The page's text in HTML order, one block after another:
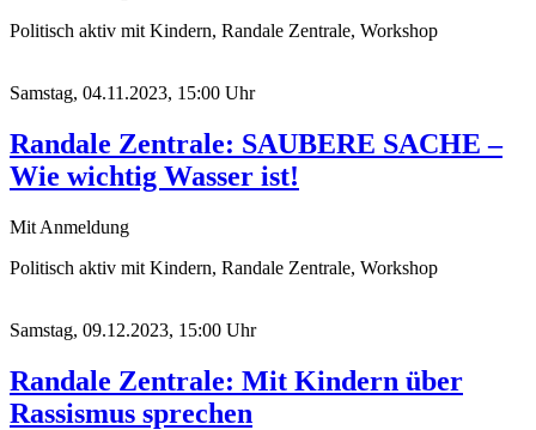
Politisch aktiv mit Kindern, Randale Zentrale, Workshop
Samstag, 04.11.2023, 15:00 Uhr
Randale Zentrale: SAUBERE SACHE –
Wie wichtig Wasser ist!
Mit Anmeldung
Politisch aktiv mit Kindern, Randale Zentrale, Workshop
Samstag, 09.12.2023, 15:00 Uhr
Randale Zentrale: Mit Kindern über
Rassismus sprechen